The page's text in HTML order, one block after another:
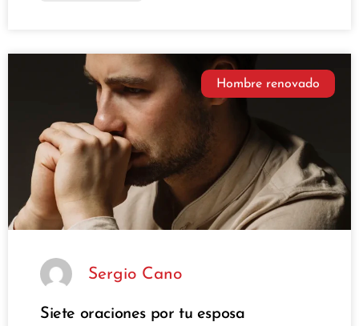
Hombre renovado
Sergio Cano
Siete oraciones por tu esposa